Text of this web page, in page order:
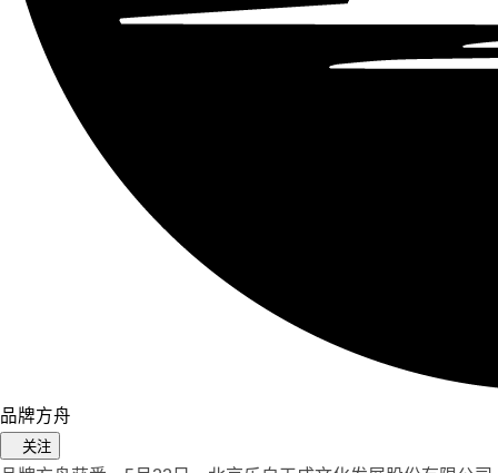
品牌方舟
关注